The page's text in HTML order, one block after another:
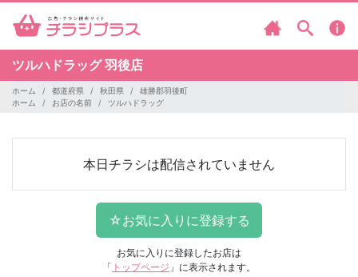
ツルハドラッグ羽後店
ホーム 都道府県 秋田県
雄勝郡羽後町
ホーム
お店の名前 ツルハドラッグ
本日チラシは配信されていません
お気に入りに登録したお店は
「 トップページ 」に表示されます。